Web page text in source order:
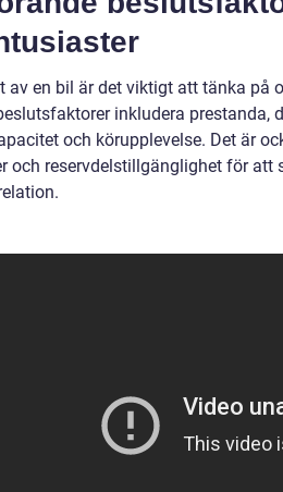
av en bil är det viktigt att tänka på
inkludera prestanda,
och körupplevelse. Det är
och reservdelstillgänglighet för att